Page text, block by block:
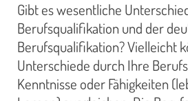
Gibt es wesentliche
Berufsqualifikation und der
Berufsqualifikation? Vielleicht
Unterschiede durch Ihre
Kenntnisse oder Fähigkeiten